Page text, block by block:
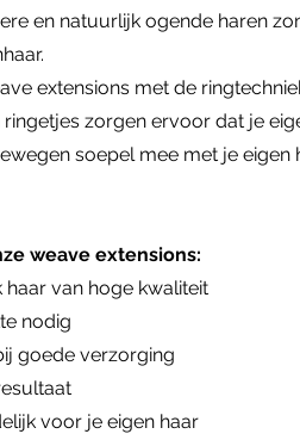
en natuurlijk ogende haren
extensions met de
ringetjes zorgen ervoor dat je
soepel mee met je
weave extensions:
haar van hoge kwaliteit
nodig
goede verzorging
voor je eigen haar